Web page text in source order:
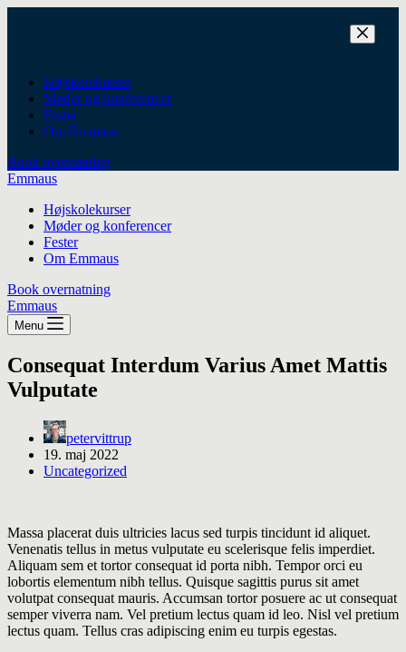
Højskolekurser
Møder og konferencer
Fester
Om Emmaus
Book overnatning
Emmaus
Højskolekurser
Møder og konferencer
Fester
Om Emmaus
Book overnatning
Emmaus
Menu
Consequat Interdum Varius Amet Mattis
Vulputate
petervittrup
19. maj 2022
Uncategorized
Massa placerat duis ultricies lacus sed turpis tincidunt id aliquet.
Venenatis tellus in metus vulputate eu scelerisque felis imperdiet.
Aliquam sem et tortor consequat id porta nibh. Tempor orci eu
lobortis elementum nibh tellus. Quisque sagittis purus sit amet
volutpat consequat mauris. Accumsan tortor posuere ac ut consequat
semper viverra nam. Vel pretium lectus quam id leo. Nisl vel pretium
lectus quam. Tellus cras adipiscing enim eu turpis egestas.